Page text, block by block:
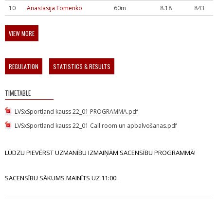
10
Anastasija Fomenko 60m 8.18 843
VIEW MORE
REGULATION STATISTICS & RESULTS
TIMETABLE
LVSxSportland kauss 22_01 PROGRAMMA.pdf
LVSxSportland kauss 22_01 Call room un apbalvošanas.pdf
LŪDZU PIEVĒRST UZMANĪBU IZMAIŅĀM SACENSĪBU PROGRAMMĀ!
SACENSĪBU SĀKUMS MAINĪTS UZ 11:00.